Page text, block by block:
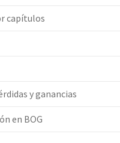
capítulos
y ganancias
en BOG